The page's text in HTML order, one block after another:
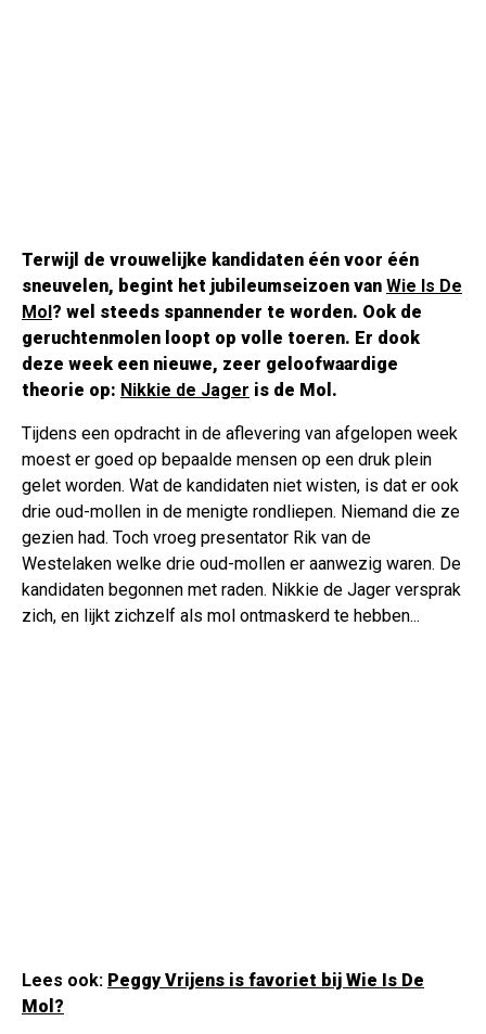
Terwijl de vrouwelijke kandidaten één voor één
sneuvelen, begint het jubileumseizoen van Wie Is De
Mol? wel steeds spannender te worden. Ook de
geruchtenmolen loopt op volle toeren. Er dook
deze week een nieuwe, zeer geloofwaardige
theorie op: Nikkie de Jager is de Mol.
Tijdens een opdracht in de aflevering van afgelopen week
moest er goed op bepaalde mensen op een druk plein
gelet worden. Wat de kandidaten niet wisten, is dat er ook
drie oud-mollen in de menigte rondliepen. Niemand die ze
gezien had. Toch vroeg presentator Rik van de
Westelaken welke drie oud-mollen er aanwezig waren. De
kandidaten begonnen met raden. Nikkie de Jager versprak
zich, en lijkt zichzelf als mol ontmaskerd te hebben...
Lees ook: Peggy Vrijens is favoriet bij Wie Is De
Mol?